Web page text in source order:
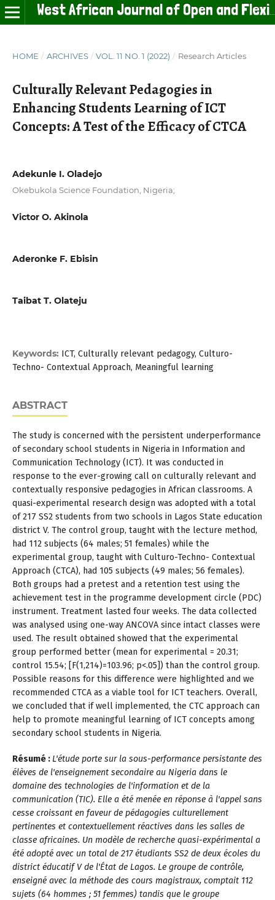
HOME / ARCHIVES / VOL. 11 NO. 1 (2022) / Research Articles
Culturally Relevant Pedagogies in
Enhancing Students Learning of ICT
Concepts: A Test of the Efficacy of CTCA
Adekunle I. Oladejo
Okebukola Science Foundation, Nigeria;
Victor O. Akinola
Aderonke F. Ebisin
Taibat T. Olateju
Keywords: ICT, Culturally relevant pedagogy, Culturo-
Techno- Contextual Approach, Meaningful learning
ABSTRACT
The study is concerned with the persistent underperformance
of secondary school students in Nigeria in Information and
Communication Technology (ICT). It was conducted in
response to the ever-growing call on culturally relevant and
contextually responsive pedagogies in African classrooms. A
quasi-experimental research design was adopted with a total
of 217 SS2 students from two schools in Lagos State education
district V. The control group, taught with the lecture method,
had 112 subjects (64 males; 51 females) while the
experimental group, taught with Culturo-Techno- Contextual
Approach (CTCA), had 105 subjects (49 males; 56 females).
Both groups had a pretest and a retention test using the
achievement test in the programme development circle (PDC)
instrument. Treatment lasted four weeks. The data collected
was analysed using one-way ANCOVA since intact classes were
used. The result obtained showed that the experimental
group performed better (mean for experimental = 20.31;
control 15.54; [F(1,214)=103.96; p<.05]) than the control group.
Possible reasons for this difference were highlighted and we
recommended CTCA as a viable tool for ICT teachers. Overall,
we concluded that if well implemented, the CTC approach can
help to promote meaningful learning of ICT concepts among
secondary school students in Nigeria.
Résumé : L'étude porte sur la sous-performance persistante des
élèves de l'enseignement secondaire au Nigeria dans le
domaine des technologies de l'information et de la
communication (TIC). Elle a été menée en réponse à l'appel sans
cesse croissant en faveur de pédagogies culturellement
pertinentes et contextuellement réactives dans les salles de
classe africaines. Un modèle de recherche quasi-expérimental a
été adopté avec un total de 217 étudiants SS2 de deux écoles du
district éducatif V de l'État de Lagos. Le groupe de contrôle,
enseigné avec la méthode des cours magistraux, comptait 112
sujets (64 hommes ; 51 femmes) tandis que le groupe